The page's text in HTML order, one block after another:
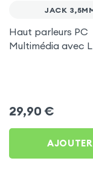
JACK
Haut parleurs PC
Multimédia avec
29,90 €
AJOUTER